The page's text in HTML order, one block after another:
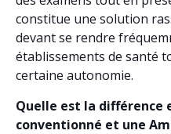
constitue une solution
devant se rendre
établissements de santé
certaine autonomie.
Quelle est la différence
conventionné et une